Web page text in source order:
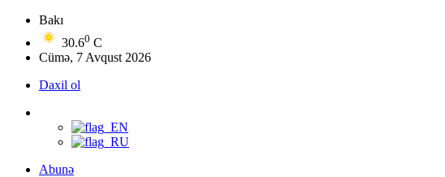
Bakı
30.60 C
Cümə, 7 Avqust 2026
Daxil ol
Abunə